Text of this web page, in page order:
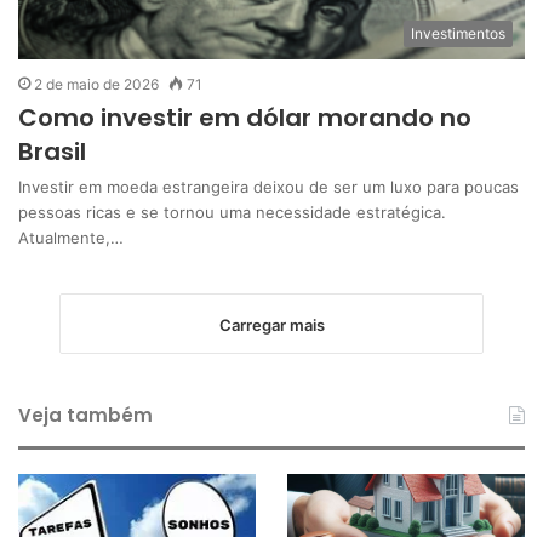
Investimentos
2 de maio de 2026 71
Como investir em dólar morando no
Brasil
Investir em moeda estrangeira deixou de ser um luxo para poucas
pessoas ricas e se tornou uma necessidade estratégica.
Atualmente,…
Carregar mais
Veja também